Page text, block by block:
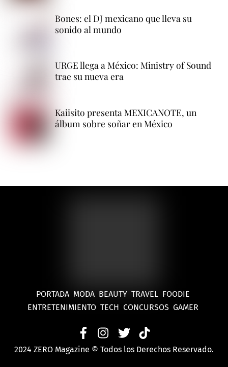
Bones: el DJ mexicano que lleva su
sonido al mundo
URGE llega a México: Ministry of Sound
trae su nueva era
Kaiisito presenta MEXICANOTE, un
álbum sobre soñar en México
PORTADA MODA BEAUTY TRAVEL FOODIE
ENTRETENIMIENTO TECH CONCURSOS GAMER
2024 ZERO Magazine © Todos los Derechos Reservado.